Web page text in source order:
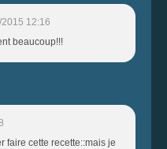
12:16
beaucoup!!!
faire cette recette::mais je